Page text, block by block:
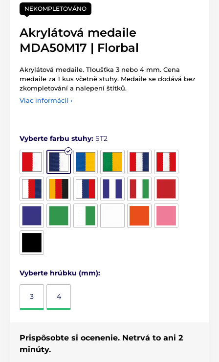
NEKOMPLETOVÁNO
Akrylátová medaile
MDA50M17 | Florbal
Akrylátová medaile. Tloušťka 3 nebo 4 mm. Cena
medaile za 1 kus včetně stuhy. Medaile se dodává bez
zkompletování a nalepení štítků.
Viac informácií ›
Vyberte farbu stuhy: ST2
Vyberte hrúbku (mm):
3 4
Prispôsobte si ocenenie. Netrvá to ani 2
minúty.